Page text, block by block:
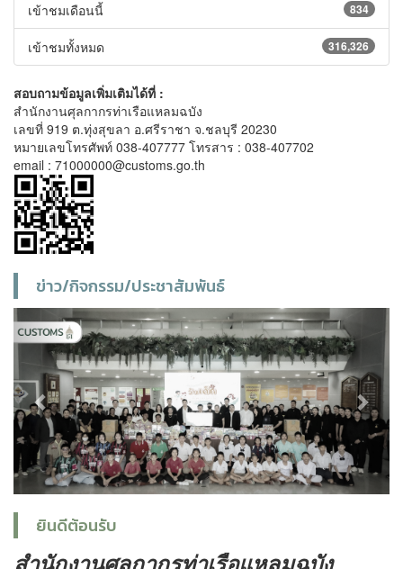
834
เข้าชมเดือนนี้
316,326
เข้าชมทั้งหมด
สอบถามข้อมูลเพิ่มเติมได้ที่ :
สำนักงานศุลกากรท่าเรือแหลมฉบัง
เลขที่ 919 ต.ทุ่งสุขลา อ.ศรีราชา จ.ชลบุรี 20230
หมายเลขโทรศัพท์ 038-407777 โทรสาร : 038-407702
email : 71000000@customs.go.th
ข่าว/กิจกรรม/ประชาสัมพันธ์
Previous
ยินดีต้อนรับ
สำนักงานศุลกากรท่าเรือแหลมฉบัง